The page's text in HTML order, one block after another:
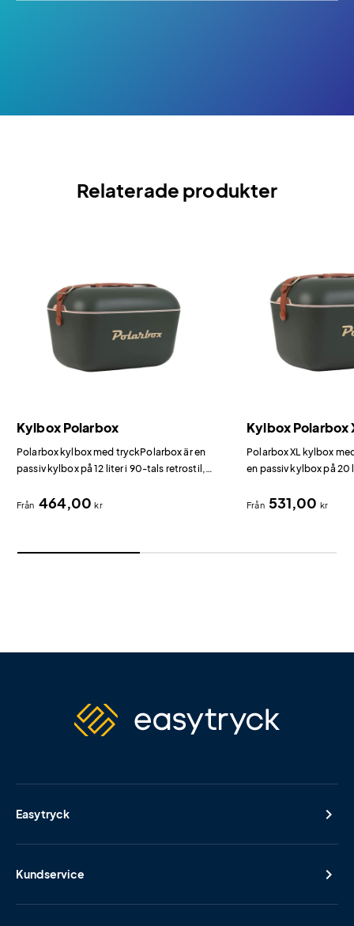
Relaterade produkter
Kylbox Polarbox
Polarbox kylbox med tryckPolarbox är en
passiv kylbox på 12 liter i 90-tals retrostil,
Från 464,00kr
Kylbox Polarbox
Polarbox XL kylbox
en passiv kylbox på
Från 531,00 kr
Easytryck
Kundservice